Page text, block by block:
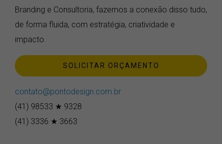
Branding e Consultoria, fazemos a conexão disso tudo,
de forma fluida, com estratégia, criatividade e
impacto.
SOLICITAR ORÇAMENTO
contato@pontodesign.com.br
(41) 98533 ★ 9328
(41) 3336 ★ 3663